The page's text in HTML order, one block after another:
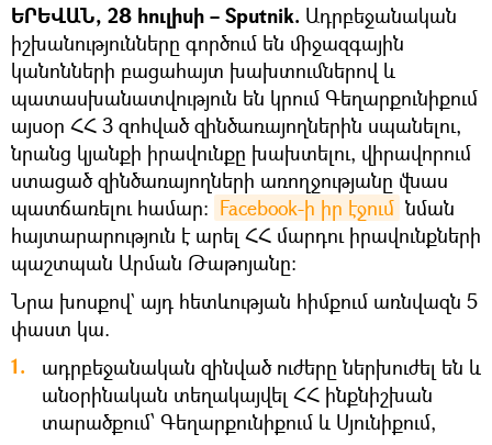
ԵՐԵՎԱՆ, 28 հուլիսի – Sputnik. Ադրբեջանական
իշխանությունները գործում են միջազգային
կանոնների բացահայտ խախտումներով և
պատասխանատվություն են կրում Գեղարքունիքում
այսօր ՀՀ 3 զոհված զինծառայողներին սպանելու,
նրանց կյանքի իրավունքը խախտելու, վիրավորում
ստացած զինծառայողների առողջությանը վնաս
պատճառելու համար: Facebook-ի իր էջում նման
հայտարարություն է արել ՀՀ մարդու իրավունքների
պաշտպան Արման Թաթոյանը։
Նրա խոսքով` այդ հետևության հիմքում առնվազն 5
փաստ կա.
ադրբեջանական զինված ուժերը ներխուժել են և
անօրինական տեղակայվել ՀՀ ինքնիշխան
տարածքում՝ Գեղարքունիքում և Սյունիքում,